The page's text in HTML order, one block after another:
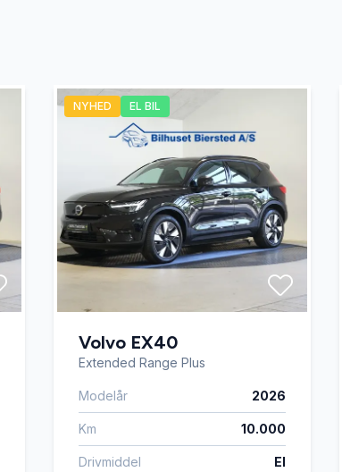
Kamera 360 grader
Læderrat
Nøglefri betjening
Splitbagsæder
Sædevarme
NYHED EL BIL
Volvo EX40
Extended Range Plus
Modelår 2026
Km 10.000
Drivmiddel El